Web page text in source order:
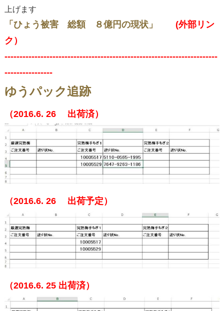
上げます
「ひょう被害 総額 ８億円の現状」
(外部リン
ク）
-----------------------------------------------------------------------
----------------
ゆうパック追跡
（2016.6. 26 出荷済）
（2016.6. 26 出荷予定）
（2016.6. 25 出荷済）